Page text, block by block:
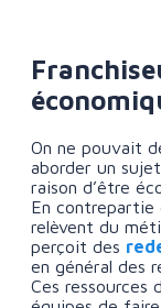
On ne pouvait
aborder un
raison d’être
En contrepartie
relèvent du
perçoit des
en général des
Ces ressources